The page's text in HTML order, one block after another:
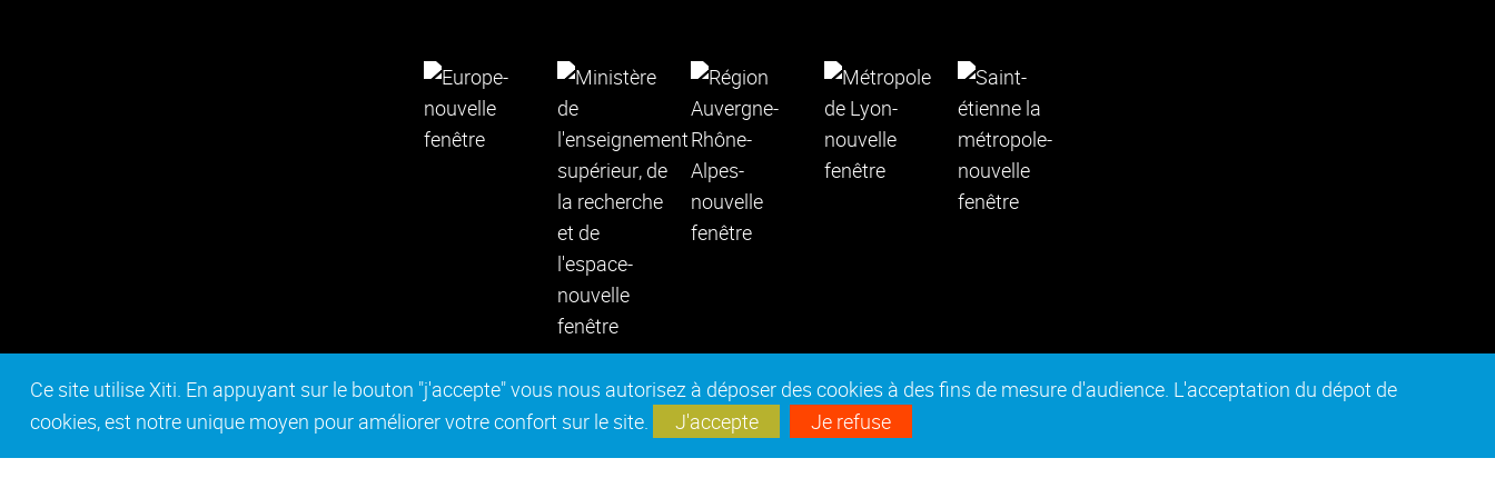
Ce site utilise Xiti. En appuyant sur le bouton "j'accepte" vous nous autorisez à déposer des cookies à des fins de mesure d'audience. L'acceptation du dépot de
cookies, est notre unique moyen pour améliorer votre confort sur le site.
J'accepte Je refuse
Contact Mentions légales Actes réglementaires Marchés publics Accessibilité : non conforme